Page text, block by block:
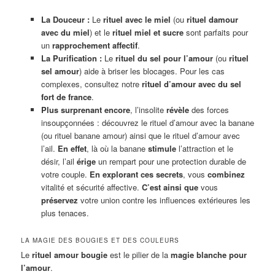
La Douceur :Le rituel avec le miel (ou rituel damour
avec du miel) et le rituel miel et sucresont parfaits pour
un rapprochement affectif.
La Purification :Le rituel du sel pour l’amour(ou rituel
sel amour) aide à briser les blocages. Pour les cas
complexes, consultez notre rituel d’amour avec du sel
fort de france.
Plus surprenant encore, l’insolite révèledes forces
insoupçonnées : découvrez le rituel d’amour avec la banane
(ou rituel banane amour) ainsi que le rituel d’amour avec
l’ail. En effet, là où la banane stimulel’attraction et le
désir, l’ail érigeun rempart pour une protection durable de
votre couple. En explorant ces secrets, vous combinez
vitalité et sécurité affective. C’est ainsi quevous
préservez votre union contre les influences extérieures les
plus tenaces.
LA MAGIE DES BOUGIES ET DES COULEURS
Lerituel amour bougie est le pilier de lamagie blanche pour
l’amour.